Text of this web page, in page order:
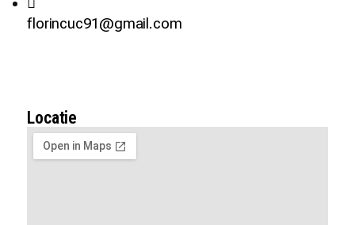
florincuc91@gmail.com
Locatie